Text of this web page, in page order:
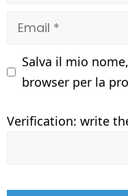
Email
Salva il mio
browser per la
Verification: write